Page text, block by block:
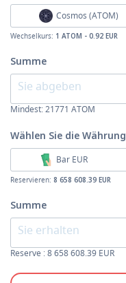
Cosmos (ATOM)
Wechselkurs: 1 ATOM - 0.92 EUR
Summe
Mindest:21771 ATOM
Wählen Sie die Währung
Bar EUR
Reservieren: 8 658 608.39 EUR
Summe
Reserve : 8 658 608.39 EUR